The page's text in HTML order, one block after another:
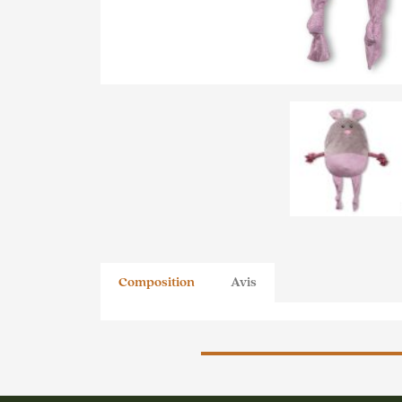
Composition Avis